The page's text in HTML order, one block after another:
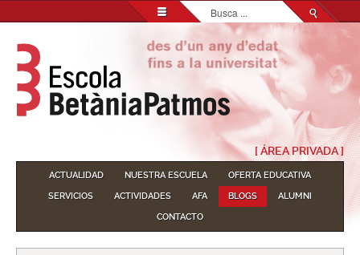
Buscar...
[ ÁREA PRIVADA ]
ACTUALIDAD NUESTRA ESCUELA
OFERTA EDUCATIVA
SERVICIOS
ACTIVIDADES AFA BLOGS
ALUMNI
CONTACTO